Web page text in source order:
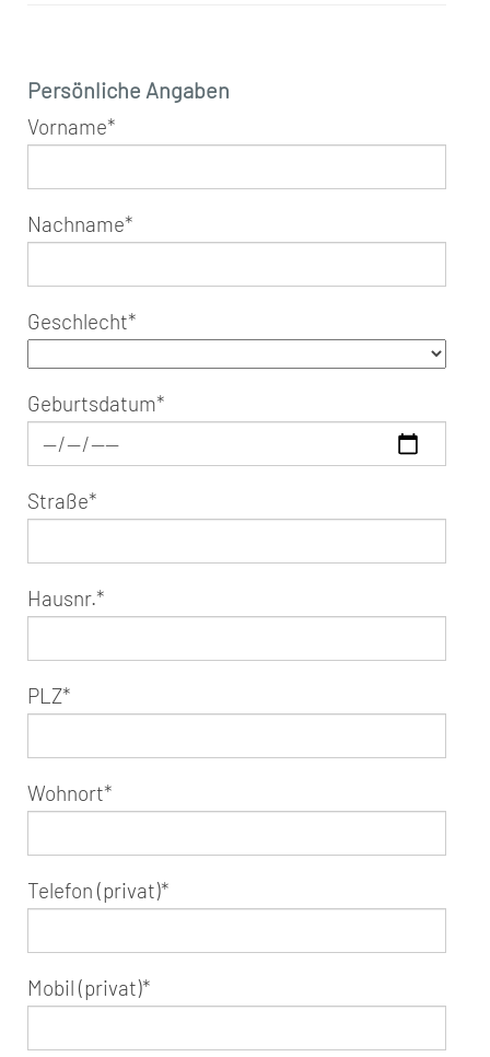
Persönliche Angaben
Vorname*
Nachname*
Geschlecht*
Geburtsdatum*
Straße*
Hausnr.*
PLZ*
Wohnort*
Telefon (privat)*
Mobil (privat)*